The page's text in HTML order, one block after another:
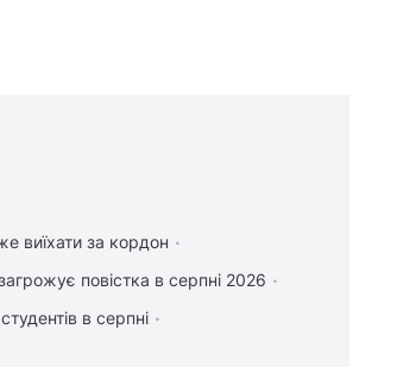
виїхати за кордон
повістка в серпні 2026
в серпні